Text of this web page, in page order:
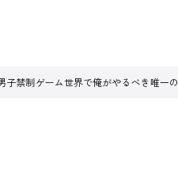
子禁制ゲーム世界で俺がやるべき唯一